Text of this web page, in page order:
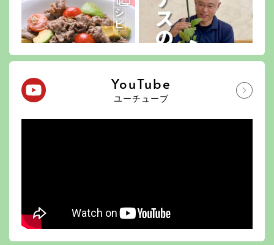
YouTube
ユーチューブ